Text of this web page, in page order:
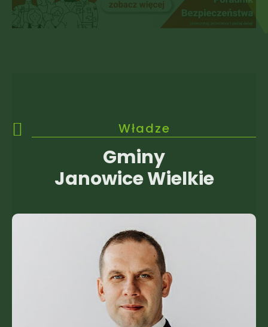
Władze
Gminy
Janowice Wielkie